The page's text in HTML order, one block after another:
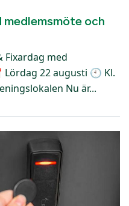
medlemsmöte och
Fixardag med
22 augusti 🕙 Kl.
Nu är...